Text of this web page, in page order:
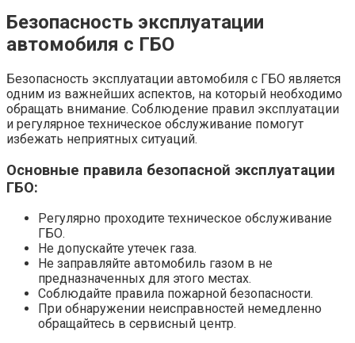
Безопасность эксплуатации
автомобиля с ГБО
Безопасность эксплуатации автомобиля с ГБО является
одним из важнейших аспектов, на который необходимо
обращать внимание. Соблюдение правил эксплуатации
и регулярное техническое обслуживание помогут
избежать неприятных ситуаций.
Основные правила безопасной эксплуатации
ГБО:
Регулярно проходите техническое обслуживание
ГБО.
Не допускайте утечек газа.
Не заправляйте автомобиль газом в не
предназначенных для этого местах.
Соблюдайте правила пожарной безопасности.
При обнаружении неисправностей немедленно
обращайтесь в сервисный центр.